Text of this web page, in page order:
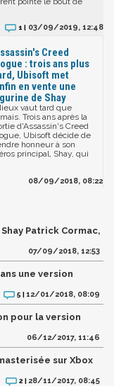
1 | 03/09/2019, 12:48
Creed
: trois ans plus
Ubisoft met
en vente une
de Shay
vaut tard que
Trois ans après la
d'Assassin's Creed
Ubisoft décide de
honneur à son
principal, Shay, qui
08/09/2018, 08:22
Patrick Cormac,
07/09/2018, 12:53
une version
5 |12/01/2018, 08:09
pour la version
06/12/2017, 11:46
sur Xbox
2 | 28/11/2017, 08:45